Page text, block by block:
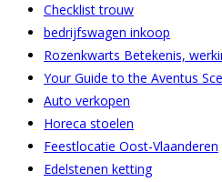
Checklist trouw
bedrijfswagen inkoop
Rozenkwarts Betekenis,
Your Guide to the Aventus
Auto verkopen
Horeca stoelen
Feestlocatie Oost-Vlaanderen
Edelstenen ketting